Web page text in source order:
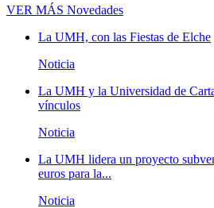
VER MÁS Novedades
La UMH, con las Fiestas de Elche
Noticia
La UMH y la Universidad de
vínculos
Noticia
La UMH lidera un proyecto
euros para la...
Noticia